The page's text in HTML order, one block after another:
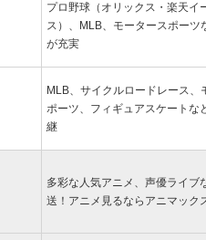
プロ野球（オリックス・楽天イ
ス）、MLB、モータースポーツ
が充実
MLB、サイクルロードレース、
ポーツ、フィギュアスケートな
継
多彩な人気アニメ、声優ライブ
送！アニメ見るならアニマック